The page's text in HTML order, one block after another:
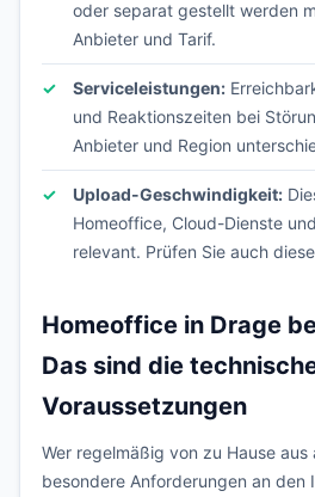
oder separat gestellt werden
Anbieter und Tarif.
Serviceleistungen:
und Reaktionszeiten bei
Anbieter und Region
Upload-Geschwindigkeit:
Homeoffice, Cloud-Dienste
relevant. Prüfen Sie auch
Homeoffice in Drage
Das sind die
Voraussetzungen
Wer regelmäßig von zu Hause
besondere Anforderungen an den